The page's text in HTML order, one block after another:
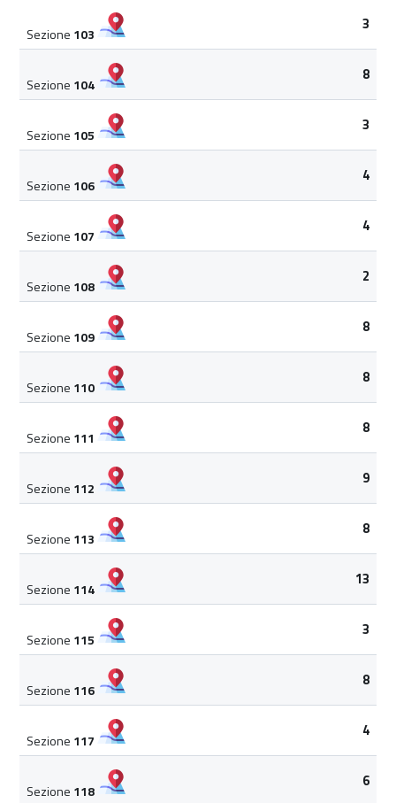
Sezione 103
3
Sezione 104
8
Sezione 105
3
Sezione 106
4
Sezione 107
4
Sezione 108
2
Sezione 109
8
Sezione 110
8
Sezione 111
8
Sezione 112
9
Sezione 113
8
Sezione 114
13
Sezione 115
3
Sezione 116
8
Sezione 117
4
Sezione 118
6